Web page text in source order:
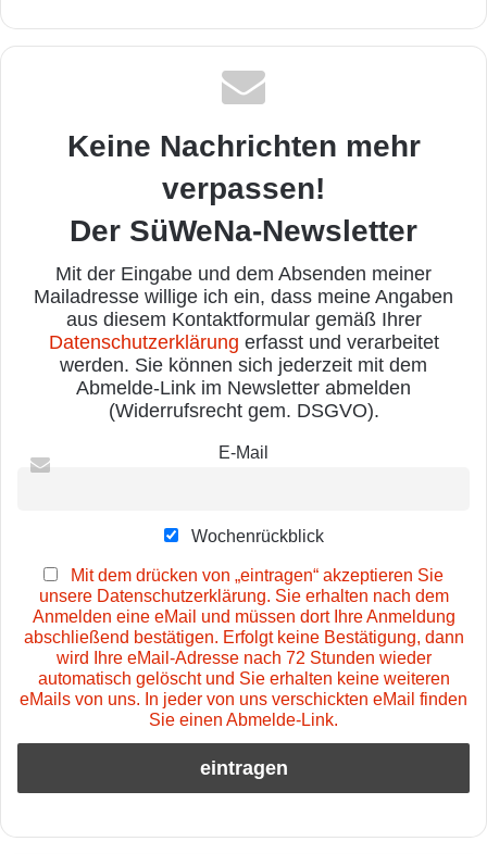
Keine Nachrichten mehr
verpassen!
Der SüWeNa-Newsletter
Mit der Eingabe und dem Absenden meiner
Mailadresse willige ich ein, dass meine Angaben
aus diesem Kontaktformular gemäß Ihrer
Datenschutzerklärung erfasst und verarbeitet
werden. Sie können sich jederzeit mit dem
Abmelde-Link im Newsletter abmelden
(Widerrufsrecht gem. DSGVO).
E-Mail
Wochenrückblick
Mit dem drücken von „eintragen“ akzeptieren Sie
unsere Datenschutzerklärung. Sie erhalten nach dem
Anmelden eine eMail und müssen dort Ihre Anmeldung
abschließend bestätigen. Erfolgt keine Bestätigung, dann
wird Ihre eMail-Adresse nach 72 Stunden wieder
automatisch gelöscht und Sie erhalten keine weiteren
eMails von uns. In jeder von uns verschickten eMail finden
Sie einen Abmelde-Link.